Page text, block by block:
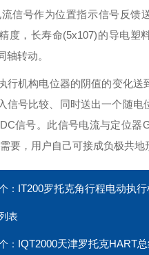
信号作为位置指示信号反馈
度，长寿命(5x107)的导电塑
轴转动。
行机构电位器的阴值的变化送
信号比较、同时送出一个随电
信号。此信号电流与定位器
要，用户自己可接成负极共地
： IT200罗托克角行程电动执行机
表
： IQT2000天津罗托克HART总线协